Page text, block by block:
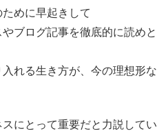
めに早起きして
ブログ記事を徹底的に読めと
れる生き方が、今の理想形な
にとって重要だと力説してい